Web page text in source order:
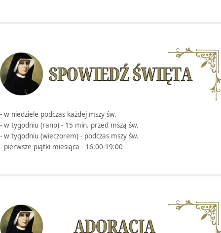
- w niedziele podczas każdej mszy św.
- w tygodniu (rano) - 15 min. przed mszą św.
- w tygodniu (wieczorem) - podczas mszy św.
- pierwsze piątki miesiąca - 16:00-19:00